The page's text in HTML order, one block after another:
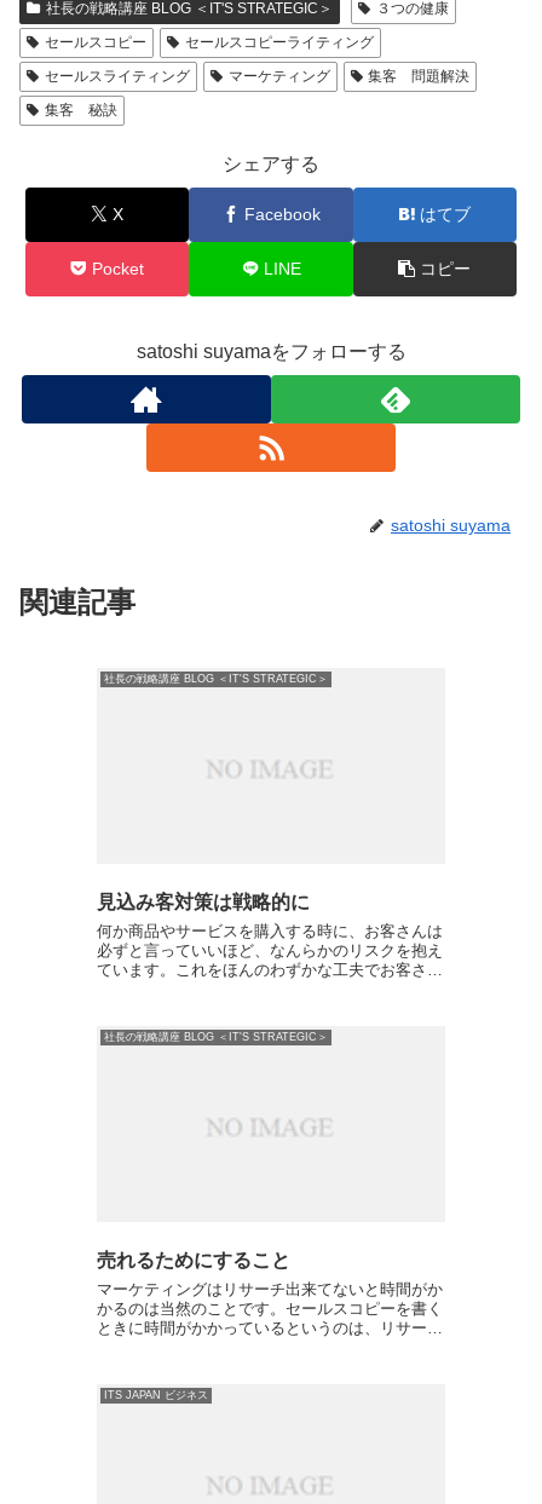
社長の戦略講座 BLOG ＜IT'S STRATEGIC＞
３つの健康
セールスコピー
セールスコピーライティング
セールスライティング
マーケティング
集客 問題解決
集客 秘訣
シェアする
X Facebook はてブ
Pocket LINE コピー
satoshi suyamaをフォローする
satoshi suyama
関連記事
社長の戦略講座 BLOG ＜IT'S STRATEGIC＞
見込み客対策は戦略的に
何か商品やサービスを購入する時に、お客さんは
必ずと言っていいほど、なんらかのリスクを抱え
ています。これをほんのわずかな工夫でお客さん
伝えます。・この商品...
社長の戦略講座 BLOG ＜IT'S STRATEGIC＞
売れるためにすること
マーケティングはリサーチ出来てないと時間がか
かるのは当然のことです。セールスコピーを書く
ときに時間がかかっているというのは、リサーチ
から、ない素材から捻...
ITS JAPAN ビジネス